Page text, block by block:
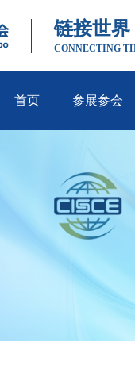
链接世
CONNECTING
首页 参展参会